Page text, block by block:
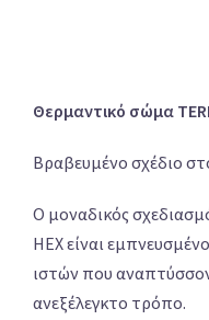
Θερμαντικό σώμα
Βραβευμένο σχέδιο
Ο μοναδικός
HEX είναι
ιστών που
ανεξέλεγκτο τρόπο.